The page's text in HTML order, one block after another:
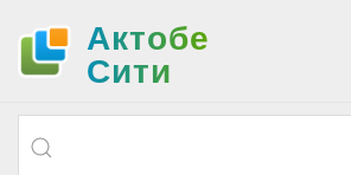
Актобе
Cити